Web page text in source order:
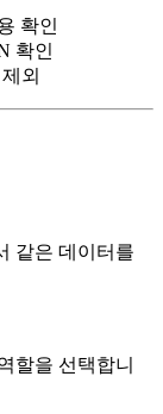
확인
확인
외
같은 데이터를
할을 선택합니